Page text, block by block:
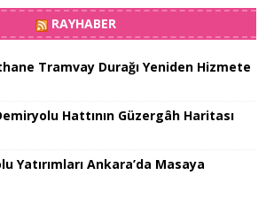
RAYHABER
Tramvay Durağı Yeniden Hizmete
Hattının Güzergâh Haritası
Yatırımları Ankara’da Masaya